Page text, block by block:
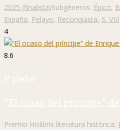
2025 (finalista)Subgéneros: Épico,
España, Pelayo, Reconquista, S. VIII
4
8.6
P. plebe
“El ocaso del príncipe”
Premio Hislibris literatura histórica: